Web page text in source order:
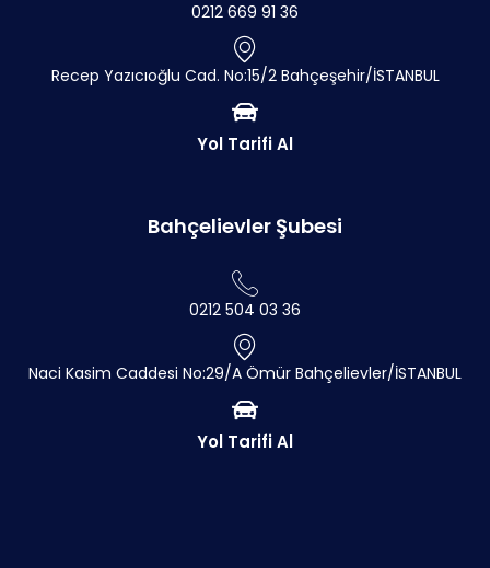
0212 669 91 36
Recep Yazıcıoğlu Cad. No:15/2 Bahçeşehir/İSTANBUL
Yol Tarifi Al
Bahçelievler Şubesi
0212 504 03 36
Naci Kasim Caddesi No:29/A Ömür Bahçelievler/İSTANBUL
Yol Tarifi Al